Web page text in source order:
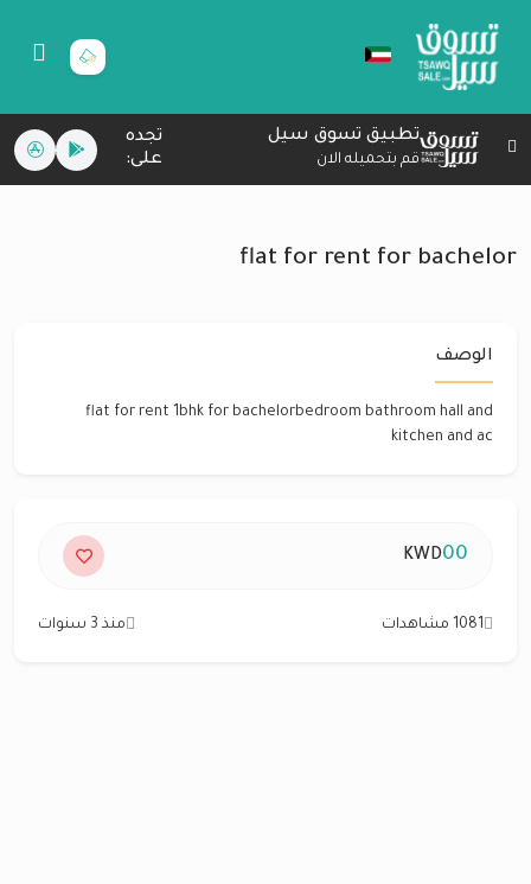
تطبيق تسوق سيل
قم بتحميله الان
تجده
على:
flat for rent for bachelor
الوصف
flat for rent 1bhk for bachelorbedroom bathroom hall and
kitchen and ac
00
KWD
1081 مشاهدات منذ 3 سنوات